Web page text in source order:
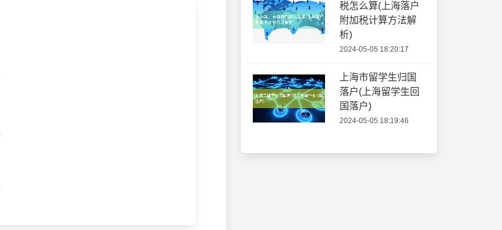
税怎么算(上海落户
附加税计算方法解
析)
2024-05-05 18:20:17
上海市留学生归国
落户(上海留学生回
国落户)
2024-05-05 18:19:46